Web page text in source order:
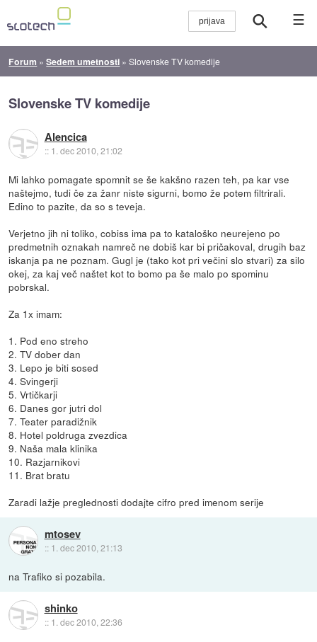
☰
Forum »Sedem umetnosti »Slovenske TV komedije
Slovenske TV komedije
Alencica
:: 1. dec 2010, 21:02
Mi lahko pomagate spomnit se še kakšno razen teh, pa kar vse
naštejmo, tudi če za žanr niste sigurni, bomo že potem filtrirali.
Edino to pazite, da so s teveja.
Verjetno jih ni toliko, cobiss ima pa to kataloško neurejeno po
predmetnih oznakah namreč ne dobiš kar bi pričakoval, drugih baz
iskanja pa ne poznam. Gugl je (tako kot pri večini slo stvari) za silo
okej, za kaj več naštet kot to bomo pa še malo po spominu
pobrskal.
Za 1x imam:
1. Pod eno streho
2. TV dober dan
3. Lepo je biti sosed
4. Svingerji
5. Vrtičkarji
6. Danes gor jutri dol
7. Teater paradižnik
8. Hotel poldruga zvezdica
9. Naša mala klinika
10. Razjarnikovi
11. Brat bratu
Zaradi lažje preglednosti dodajte cifro pred imenom serije
mtosev
:: 1. dec 2010, 21:13
na Trafiko si pozabila.
shinko
:: 1. dec 2010, 22:36